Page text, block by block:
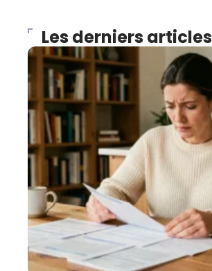
Les derniers articles